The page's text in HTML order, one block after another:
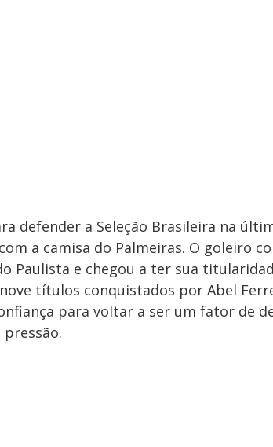
defender a Seleção Brasileira na
a camisa do Palmeiras. O goleiro
Paulista e chegou a ter sua
títulos conquistados por Abel
para voltar a ser um fator de